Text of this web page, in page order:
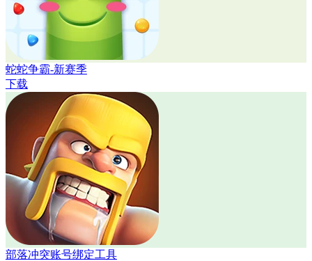
蛇蛇争霸-新赛季
下载
部落冲突账号绑定工具